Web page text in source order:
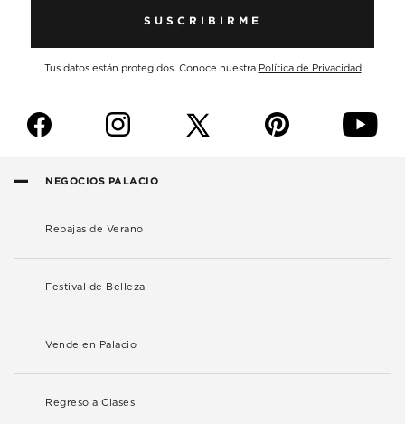
SUSCRIBIRME
Tus datos están protegidos. Conoce nuestra Política de Privacidad
f i p y
NEGOCIOS PALACIO
Rebajas de Verano
Festival de Belleza
Vende en Palacio
Regreso a Clases